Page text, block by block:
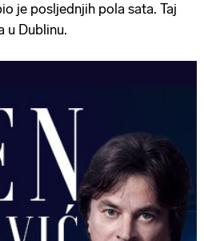
je posljednjih pola sata. Taj
u Dublinu.